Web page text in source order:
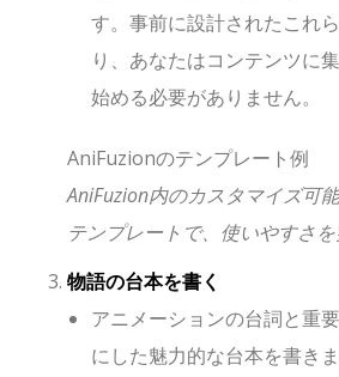
す。事前に設計されたこれ
り、あなたはコンテンツに
始める必要がありません。
AniFuzionのテンプレート例
AniFuzion内のカスタマイズ可
テンプレートで、使いやすさを
物語の台本を書く
アニメーションの台詞と重
にした魅力的な台本を書き